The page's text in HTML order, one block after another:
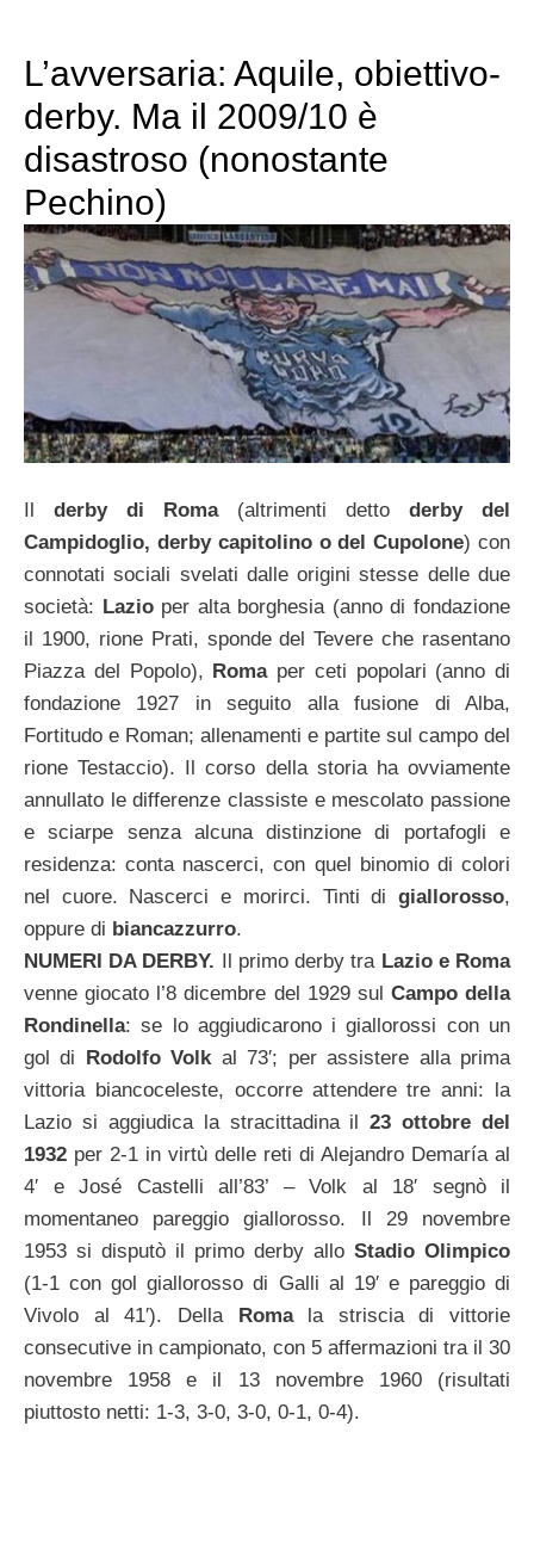
L’avversaria: Aquile, obiettivo-
derby. Ma il 2009/10 è
disastroso (nonostante
Pechino)
Il derby di Roma(altrimenti detto derby del
Campidoglio, derby capitolino o del Cupolone) con
connotati sociali svelati dalle origini stesse delle due
società: Lazioper alta borghesia (anno di fondazione
il 1900, rione Prati, sponde del Tevere che rasentano
Piazza del Popolo), Romaper ceti popolari (anno di
fondazione 1927 in seguito alla fusione di Alba,
Fortitudo e Roman; allenamenti e partite sul campo del
rione Testaccio). Il corso della storia ha ovviamente
annullato le differenze classiste e mescolato passione
e sciarpe senza alcuna distinzione di portafogli e
residenza: conta nascerci, con quel binomio di colori
nel cuore. Nascerci e morirci. Tinti di giallorosso,
oppure di biancazzurro.
NUMERI DA DERBY. Il primo derby tra Lazio e Roma
venne giocato l’8 dicembre del 1929 sul Campo della
Rondinella: se lo aggiudicarono i giallorossi con un
gol di Rodolfo Volk al 73′; per assistere alla prima
vittoria biancoceleste, occorre attendere tre anni: la
Lazio si aggiudica la stracittadina il23 ottobre del
1932 per 2-1 in virtù delle reti di Alejandro Demaría al
4′ e José Castelli all’83’ – Volk al 18′ segnò il
momentaneo pareggio giallorosso. Il 29 novembre
1953 si disputò il primo derby allo Stadio Olimpico
(1-1 con gol giallorosso di Galli al 19′ e pareggio di
Vivolo al 41′). Della Romala striscia di vittorie
consecutive in campionato, con 5 affermazioni tra il 30
novembre 1958 e il 13 novembre 1960 (risultati
piuttosto netti: 1-3, 3-0, 3-0, 0-1, 0-4).